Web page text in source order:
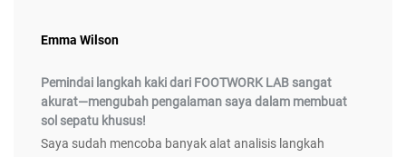
Emma Wilson
Pemindai langkah kaki dari FOOTWORK LAB sangat
akurat—mengubah pengalaman saya dalam membuat
sol sepatu khusus!
Saya sudah mencoba banyak alat analisis langkah